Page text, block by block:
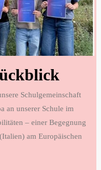
Schulgemeinschaft
an unserer Schule im
– einer Begegnung
am Europäischen